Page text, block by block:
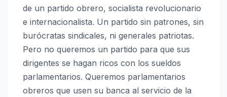
de un partido obrero, socialista revolucionario
e internacionalista. Un partido sin patrones, sin
burócratas sindicales, ni generales patriotas.
Pero no queremos un partido para que sus
dirigentes se hagan ricos con los sueldos
parlamentarios. Queremos parlamentarios
obreros que usen su banca al servicio de la